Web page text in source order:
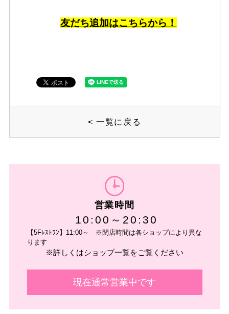
友だち追加はこちらから！
< 一覧に戻る
営業時間
10:00～20:30
【5Fﾚｽﾄﾗﾝ】11:00～ ※閉店時間は各ショップにより異な
ります
※詳しくはショップ一覧をご覧ください
現在通常営業中です